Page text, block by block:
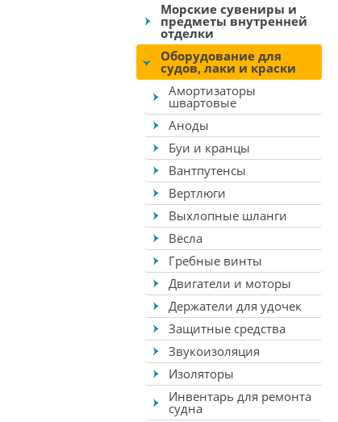
Морские сувениры и
предметы внутренней
отделки
Оборудование для
судов, лаки и краски
Амортизаторы
швартовые
Аноды
Буи и кранцы
Вантпутенсы
Вертлюги
Выхлопные шланги
Вёсла
Гребные винты
Двигатели и моторы
Держатели для удочек
Защитные средства
Звукоизоляция
Изоляторы
Инвентарь для ремонта
судна